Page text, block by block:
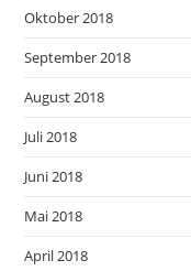
Oktober 2018
September 2018
August 2018
Juli 2018
Juni 2018
Mai 2018
April 2018